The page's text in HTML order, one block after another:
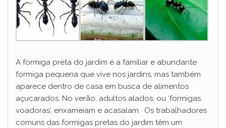
A formiga preta do jardim é a familiar e abundante
formiga pequena que vive nos jardins, mas também
aparece dentro de casa em busca de alimentos
açucarados. No verão, adultos alados, ou ‘formigas
voadoras’, enxameiam e acasalam. Os trabalhadores
comuns das formigas pretas do jardim têm um